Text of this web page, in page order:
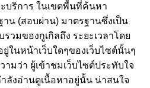
บริการ ในเขตพื้นที่ค้นหา
น (สอบผ่าน) มาตรฐานซึ่งเป็น
วมของกูเกิลถึง ระยะเวลาโดย
ในหน้าเว็บใดๆของเว็บไซต์นั้นๆ
ามว่า ผู้เข้าชมเว็บไซต์ประทับใจ
ลังอ่านดูเนื้อหาอยู่นั้น น่าสนใจ